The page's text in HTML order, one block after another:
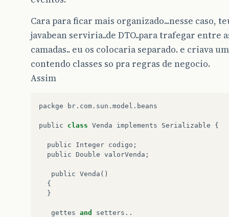
Cara para ficar mais organizado...nesse caso,
javabean serviria..de DTO..para trafegar entre
camadas.. eu os colocaria separado. e criava
contendo classes so pra regras de negocio.
Assim
packge br . com . sun . model . beans
public class Venda implements Serializable {
public Integer codigo ;
public Double valorVenda ;
public Venda ()
{
}
gettes and setters ..